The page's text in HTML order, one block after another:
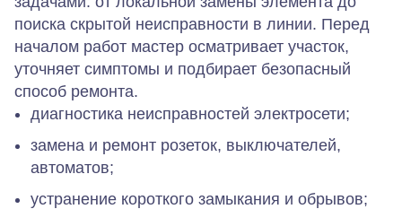
поиска скрытой неисправности в линии. Перед
началом работ мастер осматривает участок,
уточняет симптомы и подбирает безопасный
способ ремонта.
диагностика неисправностей электросети;
замена и ремонт розеток, выключателей,
автоматов;
устранение короткого замыкания и обрывов;